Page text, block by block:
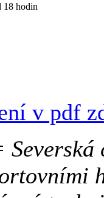
18 hodin
v pdf